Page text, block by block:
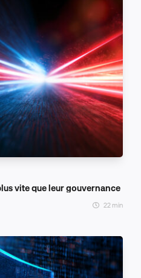
vite que leur gouvernance
22 min